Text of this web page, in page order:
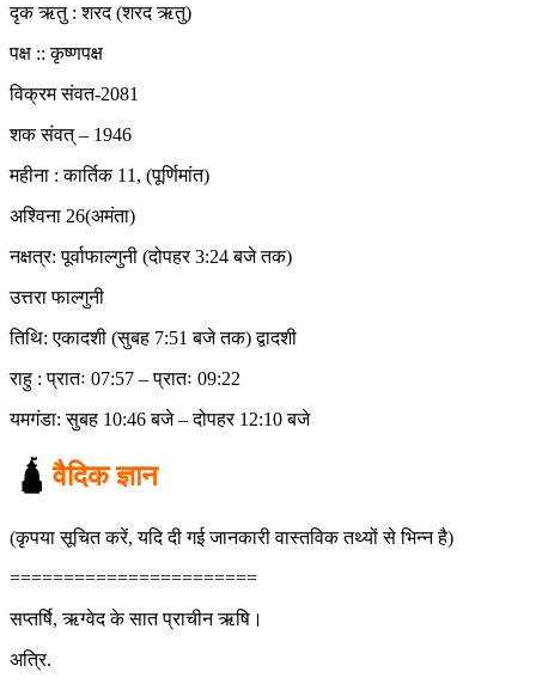
दृक ऋतु : शरद (शरद ऋतु)
पक्ष :: कृष्णपक्ष
विक्रम संवत-2081
शक संवत् – 1946
महीना : कार्तिक 11, (पूर्णिमांत)
अश्विना 26(अमंता)
नक्षत्र: पूर्वाफाल्गुनी (दोपहर 3:24 बजे तक)
उत्तरा फाल्गुनी
तिथि: एकादशी (सुबह 7:51 बजे तक) द्वादशी
राहु : प्रातः 07:57 – प्रातः 09:22
यमगंडा: सुबह 10:46 बजे – दोपहर 12:10 बजे
🛕वैदिक ज्ञान
(कृपया सूचित करें, यदि दी गई जानकारी वास्तविक तथ्यों से भिन्न है)
=======================
सप्तर्षि, ऋग्वेद के सात प्राचीन ऋषि।
अत्रि.